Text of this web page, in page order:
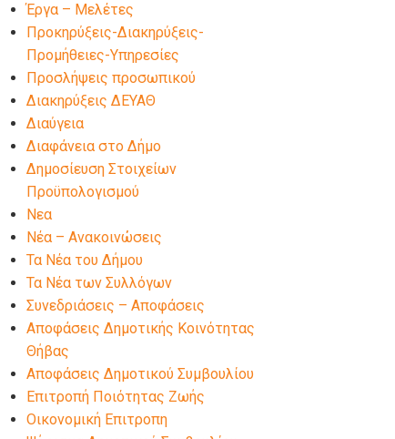
Έργα – Μελέτες
Προκηρύξεις-Διακηρύξεις-
Προμήθειες-Υπηρεσίες
Προσλήψεις προσωπικού
Διακηρύξεις ΔΕΥΑΘ
Διαύγεια
Διαφάνεια στο Δήμο
Δημοσίευση Στοιχείων
Προϋπολογισμού
Νεα
Νέα – Ανακοινώσεις
Τα Νέα του Δήμου
Τα Νέα των Συλλόγων
Συνεδριάσεις – Αποφάσεις
Αποφάσεις Δημοτικής Κοινότητας
Θήβας
Αποφάσεις Δημοτικού Συμβουλίου
Επιτροπή Ποιότητας Ζωής
Οικονομική Επιτροπη